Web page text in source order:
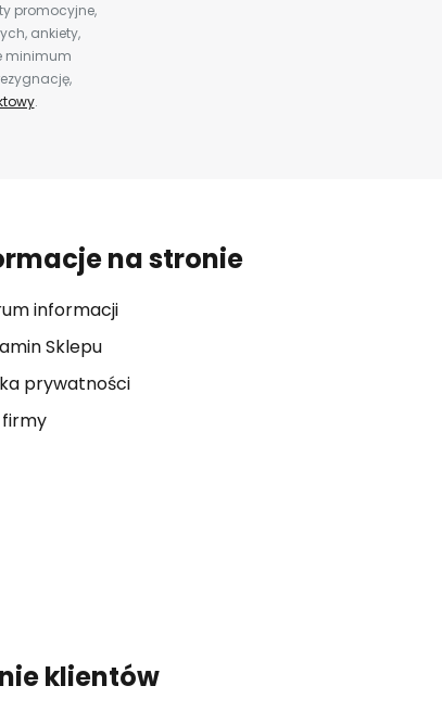
promocyjne,
ankiety,
minimum
.
na stronie
informacji
Sklepu
prywatności
klientów